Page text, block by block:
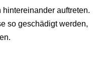
auftreten.
so geschädigt werden,